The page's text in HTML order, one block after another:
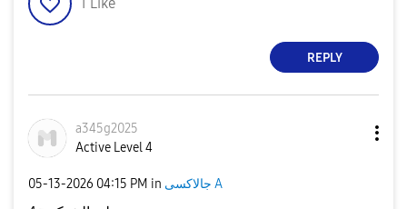
REPLY
a345g2025
Active Level 4
‎05-13-2026 04:15 PM in جالاكسى A